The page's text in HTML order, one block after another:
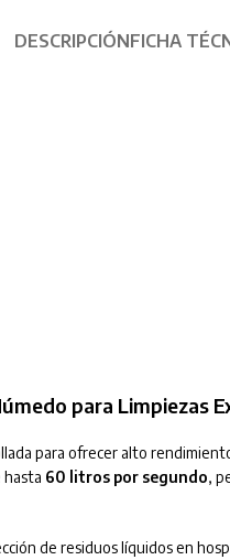
DESCRIPCIÓNFICHA
para Limpiezas
para ofrecer alto
hasta 60 litros por segundo,
de residuos líquidos en